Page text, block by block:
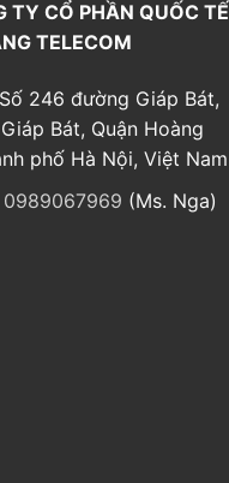
TY CỔ PHẦN QUỐC TẾ
TELECOM
246 đường Giáp Bát,
Bát, Quận Hoàng
phố Hà Nội, Việt Nam
0989067969 (Ms. Nga)